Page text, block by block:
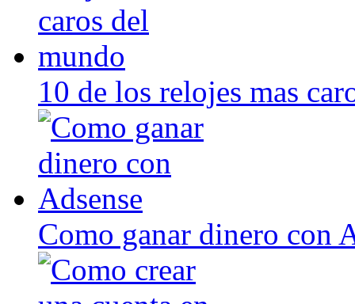
10 de los relojes mas
Como ganar dinero con